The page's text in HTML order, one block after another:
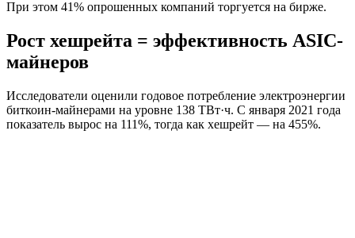
При этом 41% опрошенных компаний торгуется на бирже.
Рост хешрейта = эффективность ASIC-
майнеров
Исследователи оценили годовое потребление электроэнергии
биткоин-майнерами на уровне 138 ТВт·ч. С января 2021 года
показатель вырос на 111%, тогда как хешрейт — на 455%.